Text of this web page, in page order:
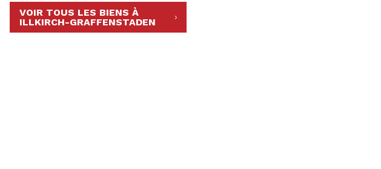
VOIR TOUS LES BIENS À
ILLKIRCH-GRAFFENSTADEN